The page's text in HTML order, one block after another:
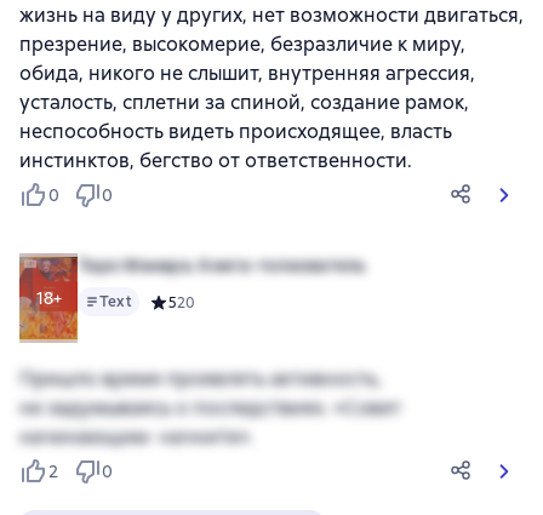
жизнь на виду у других, нет возможности двигаться,
презрение, высокомерие, безразличие к миру,
обида, никого не слышит, внутренняя агрессия,
усталость, сплетни за спиной, создание рамок,
неспособность видеть происходящее, власть
инстинктов, бегство от ответственности.
0 0
18+
Таро Манара. Книга-толкователь
Text Средний рейтинг 5 на основе 20 оценок
520
Пришло время проявлять активность,
не задумываясь о последствиях. «Совет
начинающим- начните».
2 0